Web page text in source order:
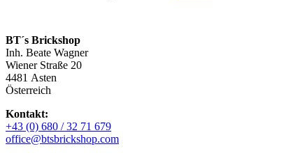
BT´s Brickshop​
Inh. Beate Wagner
Wiener Straße 20
4481 Asten
Österreich
Kontakt:
+43 (0) 680 / 32 71 679
office@btsbrickshop.com